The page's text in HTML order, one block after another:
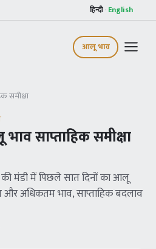
हिन्दी · English
आलू भाव
समीक्षा
साप्ताहिक समीक्षा
की मंडी में पिछले सात दिनों का आलू
अधिकतम भाव, साप्ताहिक बदलाव